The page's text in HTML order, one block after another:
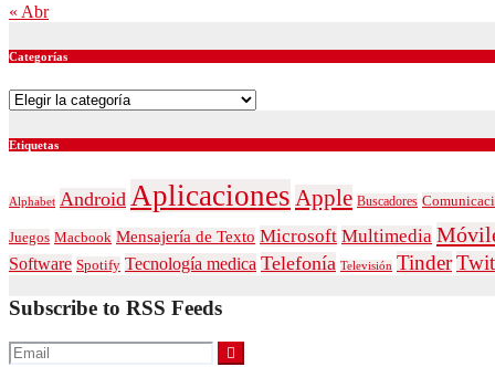
« Abr
Categorías
Categorías
Etiquetas
Alphabet Android Aplicaciones Apple Buscadores
Juegos Macbook Mensajería de Texto Microsoft Multimedia
Software Spotify Tecnología medica Telefonía Televisión Tinder
Subscribe to RSS Feeds